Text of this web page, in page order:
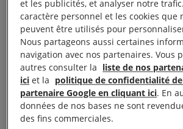
c’est toujours ce régime militaire qui
peuvent, quand ils peuvent et
se déplacer pour aller travailler ou à
rendre à l’étranger, rendre visite à
gagner leur vie, participer à une
accéder à leurs terres agricoles ou
accès à l’électricité ou à une source
et les publicités, et analyser notre
caractère personnel et les cookies que
peuvent être utilisés pour
Nous partageons aussi certaines
navigation avec nos partenaires. Vous
autres consulter la liste de nos
ici et la politique de confidentialité
partenaire Google en cliquant ici. En
données de nos bases ne sont
des fins commerciales.